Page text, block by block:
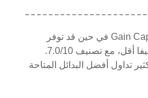
في حين قد توفر Gain Capital التداول عبر الإنترنت في الإمارات العربية المتحدة، لا نوصي بالتجارة
هناك. أنها واحدة من لدينا وسيط 'الفوركس الإمارات العربية المتحدة' تصنيفا أقل، مع تصنيف 7.0/10.
أقل من 7.5، نظراً لأن هناك الكثير تداول أفضل البدائل المتاحة